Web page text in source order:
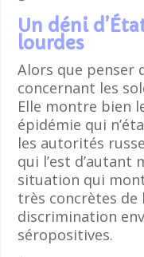
Un déni
lourdes
Alors que penser
concernant les
Elle montre bien
épidémie qui
les autorités
qui l’est d’autant
situation qui
très concrètes de
discrimination
séropositives.